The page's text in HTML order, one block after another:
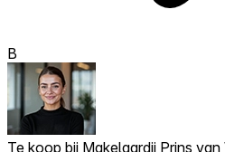
B
Te koop bij Makelaardij Prins